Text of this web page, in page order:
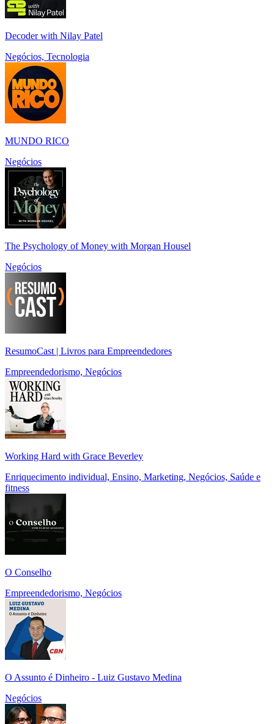
Decoder with Nilay Patel
Negócios, Tecnologia
MUNDO RICO
Negócios
The Psychology of Money with Morgan Housel
Negócios
ResumoCast | Livros para Empreendedores
Empreendedorismo, Negócios
Working Hard with Grace Beverley
Enriquecimento individual, Ensino, Marketing, Negócios, Saúde e
fitness
O Conselho
Empreendedorismo, Negócios
O Assunto é Dinheiro - Luiz Gustavo Medina
Negócios